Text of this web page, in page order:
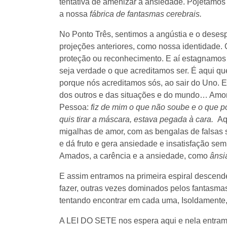
tentativa de amenizar a ansiedade.
a nossa fábrica de fantasmas cerebrais.
No Ponto Três, sentimos a angústia e o
projeções anteriores, como nossa identidade.
proteção ou reconhecimento. E aí
seja verdade o que acreditamos ser. É aqui
porque nós acreditamos sós, ao sair do Uno.
dos outros e das situações e do mundo…
Pessoa: fiz de mim o que não soube e o que
quis tirar a máscara, estava pegada à cara.
migalhas de amor, com as bengalas de
e dá fruto e gera ansiedade e insatisfação
Amados, a carência e a ansiedade, como
E assim entramos na primeira espiral
fazer, outras vezes dominados pelos
tentando encontrar em cada uma,
A LEI DO SETE nos espera aqui e nela